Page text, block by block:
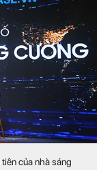
của nhà sáng